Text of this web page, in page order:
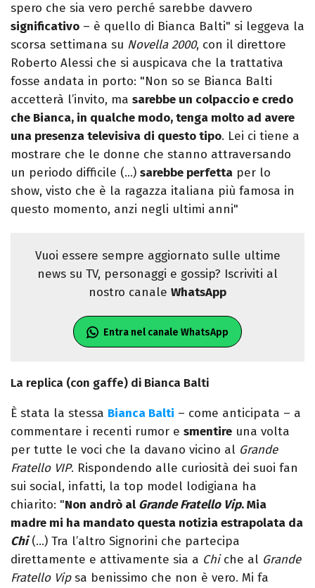
spero che sia vero perché sarebbe davvero
significativo – è quello di Bianca Balti" si leggeva la
scorsa settimana su Novella 2000, con il direttore
Roberto Alessi che si auspicava che la trattativa
fosse andata in porto: "Non so se Bianca Balti
accetterà l’invito, ma sarebbe un colpaccio e credo
che Bianca, in qualche modo, tenga molto ad avere
una presenza televisiva di questo tipo. Lei ci tiene a
mostrare che le donne che stanno attraversando
un periodo difficile (…) sarebbe perfetta per lo
show, visto che è la ragazza italiana più famosa in
questo momento, anzi negli ultimi anni"
Vuoi essere sempre aggiornato sulle ultime
news su TV, personaggi e gossip? Iscriviti al
nostro canale WhatsApp
Entra nel canale WhatsApp
La replica (con gaffe) di Bianca Balti
È stata la stessa Bianca Balti – come anticipata – a
commentare i recenti rumor e smentire una volta
per tutte le voci che la davano vicino al Grande
Fratello VIP. Rispondendo alle curiosità dei suoi fan
sui social, infatti, la top model lodigiana ha
chiarito: "Non andrò al Grande Fratello Vip. Mia
madre mi ha mandato questa notizia estrapolata da
Chi(…) Tra l’altro Signorini che partecipa
direttamente e attivamente sia a Chiche al Grande
Fratello Vipsa benissimo che non è vero. Mi fa